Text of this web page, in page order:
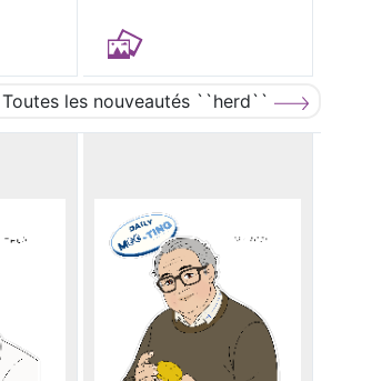
Toutes les nouveautés ``herd``